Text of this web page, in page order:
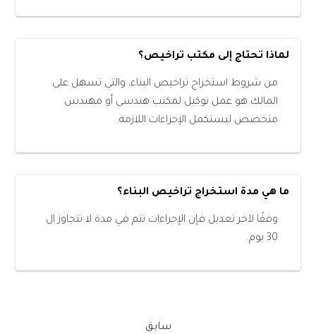
لماذا تحتاج إلى مكتب تراخيص؟
من شروط استخراج تراخيص البناء، والتي تسهل على
المالك هو عمل توكيل لمكتب هندسي أو مهندس
متخصص ليستكمل الإجراءات اللازمة.
ما هي مدة استخراج تراخيص البناء؟
وفقًا لآخر تعديل فإن الإجراءات تتم في مدة لا تتجاوز ال
30 يوم.
سابق